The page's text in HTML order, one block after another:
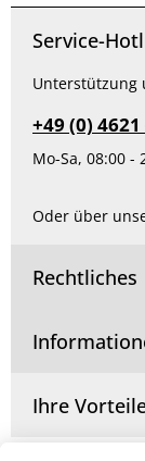
Produkt
Service-
Unterstützung
+49 (0)
Mo-Sa, 08:00 -
Oder über
Rechtliches
Ihre